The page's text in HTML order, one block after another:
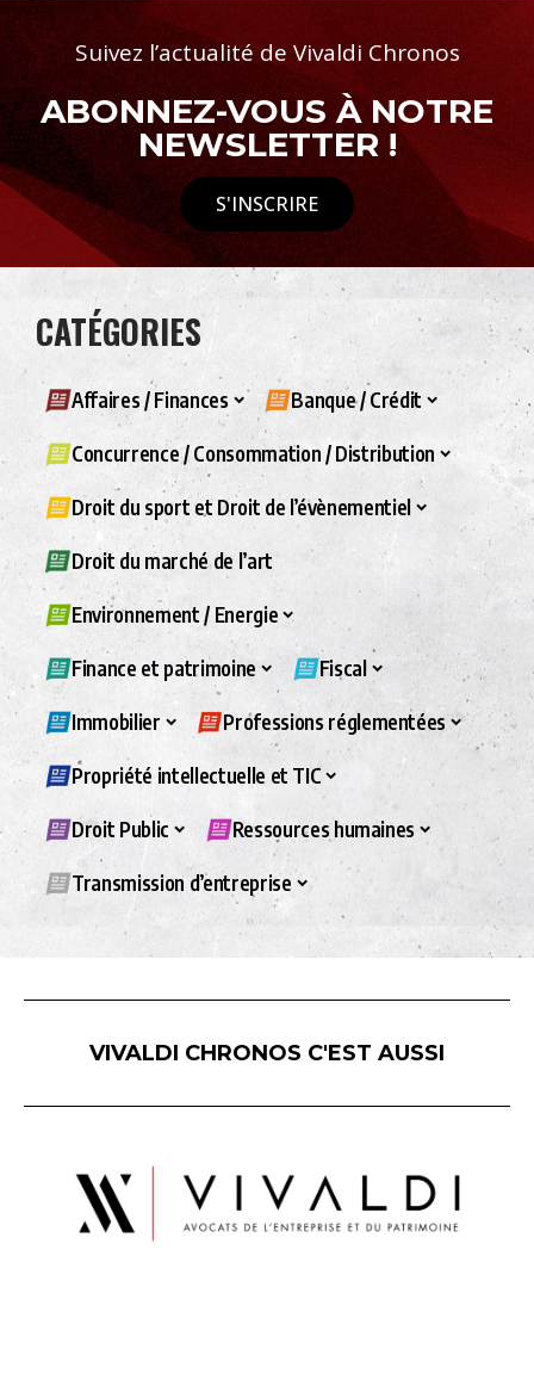
Suivez l’actualité de Vivaldi Chronos
ABONNEZ-VOUS À NOTRE
NEWSLETTER !
S'INSCRIRE
CATÉGORIES
Affaires / Finances Banque / Crédit
Concurrence / Consommation / Distribution
Droit du sport et Droit de l’évènementiel
Droit du marché de l’art
Environnement / Energie
Finance et patrimoine Fiscal
Immobilier Professions réglementées
Propriété intellectuelle et TIC
Droit Public Ressources humaines
Transmission d’entreprise
VIVALDI CHRONOS C'EST AUSSI